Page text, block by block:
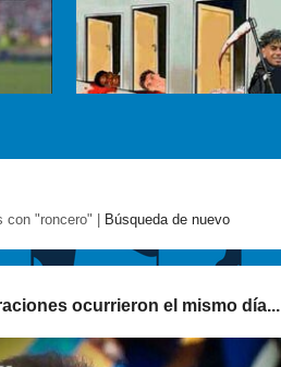
con "roncero" | Búsqueda de nuevo
ocurrieron el mismo día...